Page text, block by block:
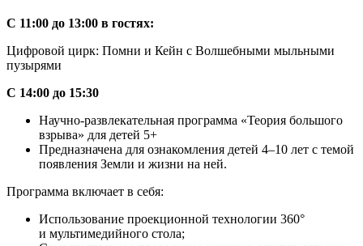
С 11:00 до 13:00 в гостях:
Цифровой цирк: Помни и Кейн с Волшебными мыльными
пузырями
С 14:00 до 15:30
Научно-развлекательная программа «Теория большого
взрыва» для детей 5+
Предназначена для ознакомления детей 4–10 лет с темой
появления Земли и жизни на ней.
Программа включает в себя:
Использование проекционной технологии 360°
и мультимедийного стола;